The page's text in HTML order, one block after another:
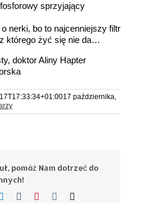
sprzyjający
nerki, bo to najcenniejszy filtr
którego żyć się nie da…
doktor Aliny Hapter
17 października,
pomóż Nam dotrzeć do
LinkedIn
TumblrPinterest